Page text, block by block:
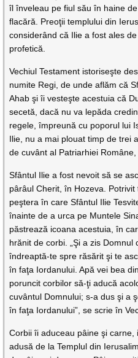
îl înveleau pe fiul său în haine
flacără. Preoţii templului din
considerând că Ilie a fost ales
profetică.
Vechiul Testament istoriseşte
numite Regi, de unde aflăm că
Ahab şi îi vesteşte acestuia că
secetă, dacă nu va lepăda
regele, împreună cu poporul lui
Ilie, nu a mai plouat timp de trei
de cuvânt al Patriarhiei
Sfântul Ilie a fost nevoit să se
pârâul Cherit, în Hozeva.
peştera în care Sfântul Ilie
înainte de a urca pe Muntele
păstrează icoana acestuia, în
hrănit de corbi. „Şi a zis Domnul
îndreaptă-te spre răsărit şi te
în faţa Iordanului. Apă vei bea
poruncit corbilor să-ţi aducă
cuvântul Domnului; s-a dus şi a
în faţa Iordanului”, se scrie în
Corbii îi aduceau pâine şi
adusă de la Templul din